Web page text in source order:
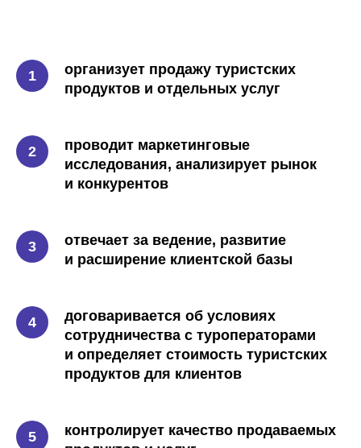
организует продажу туристских
продуктов и отдельных услуг
проводит маркетинговые
исследования, анализирует рынок
и конкурентов
отвечает за ведение, развитие
и расширение клиентской базы
договаривается об условиях
сотрудничества с туроператорами
и определяет стоимость туристских
продуктов для клиентов
контролирует качество продаваемых